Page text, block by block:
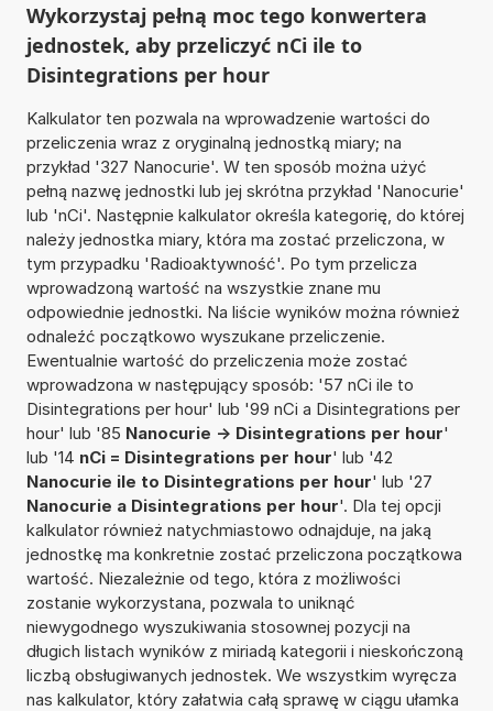
Wykorzystaj pełną moc tego konwertera
jednostek, aby przeliczyć nCi ile to
Disintegrations per hour
Kalkulator ten pozwala na wprowadzenie wartości do
przeliczenia wraz z oryginalną jednostką miary; na
przykład '327 Nanocurie'. W ten sposób można użyć
pełną nazwę jednostki lub jej skrótna przykład 'Nanocurie'
lub 'nCi'. Następnie kalkulator określa kategorię, do której
należy jednostka miary, która ma zostać przeliczona, w
tym przypadku 'Radioaktywność'. Po tym przelicza
wprowadzoną wartość na wszystkie znane mu
odpowiednie jednostki. Na liście wyników można również
odnaleźć początkowo wyszukane przeliczenie.
Ewentualnie wartość do przeliczenia może zostać
wprowadzona w następujący sposób: '57 nCi ile to
Disintegrations per hour' lub '99 nCi a Disintegrations per
hour' lub '85 Nanocurie -> Disintegrations per hour'
lub '14 nCi = Disintegrations per hour' lub '42
Nanocurie ile to Disintegrations per hour' lub '27
Nanocurie a Disintegrations per hour'. Dla tej opcji
kalkulator również natychmiastowo odnajduje, na jaką
jednostkę ma konkretnie zostać przeliczona początkowa
wartość. Niezależnie od tego, która z możliwości
zostanie wykorzystana, pozwala to uniknąć
niewygodnego wyszukiwania stosownej pozycji na
długich listach wyników z miriadą kategorii i nieskończoną
liczbą obsługiwanych jednostek. We wszystkim wyręcza
nas kalkulator, który załatwia całą sprawę w ciągu ułamka